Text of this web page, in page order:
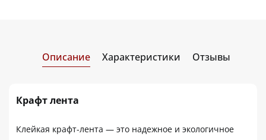
Описание Характеристики Отзывы
Крафт лента
Клейкая крафт-лента — это надежное и экологичное